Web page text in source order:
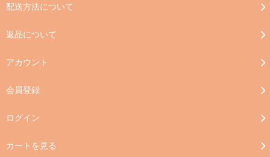
配送方法について
返品について
アカウント
会員登録
ログイン
カートを見る